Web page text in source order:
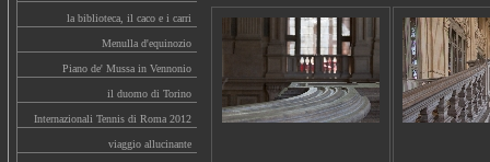
la biblioteca, il caco e i carri
Menulla d'equinozio
Piano de' Mussa in Vennonio
il duomo di Torino
Internazionali Tennis di Roma 2012
viaggio allucinante